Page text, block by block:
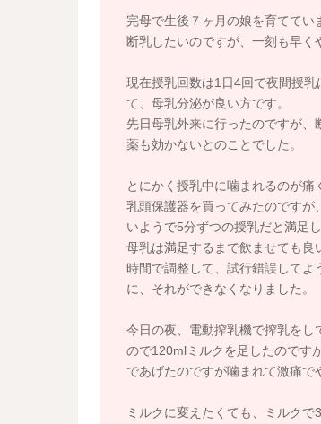
完母で生後７ヶ月の娘を育てて
断乳したいのですが、一刻も早く
現在授乳回数は1日4回で夜間授
て、母乳分泌が良い方です。
先日母乳外来に行ったのですが
薬も効かないとのことでした。
とにかく授乳中に噛まれるのが痛
乳頭保護器を買ってみたのです
いようで5分ずつの授乳だと満足
母乳は満足するまで飲ませても
時間で調整して、試行錯誤して
に、それができなくなりました。
今日の夜、電動搾乳機で搾乳を
ので120mlミルクを足したのです
であげたのですが噛まれて激痛で
ミルクに変えたくても、ミルク